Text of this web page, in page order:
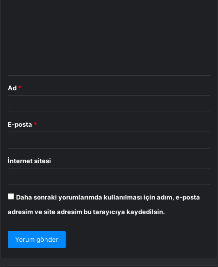
Ad *
E-posta *
İnternet sitesi
Daha sonraki yorumlarımda kullanılması için adım, e-posta
adresim ve site adresim bu tarayıcıya kaydedilsin.